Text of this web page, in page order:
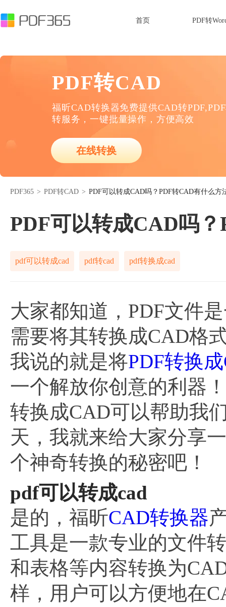
首页 PDF转
PDF转CAD
福昕CAD转换器免费提供CAD转
转服务，一键批量操作，方便高效
在线转换
PDF365 > PDF转CAD > PDF可以转成CAD吗？PDF转CAD有什么方
PDF可以转成CAD吗
pdf可以转成cad pdf转cad pdf转换成cad
大家都知道，PDF文件
需要将其转换成CAD格
我说的就是将PDF转换
一个解放你创意的利器
转换成CAD可以帮助我
天，我就来给大家分享
个神奇转换的秘密吧！
pdf可以转成cad
是的，福昕CAD转换器
工具是一款专业的文件
和表格等内容转换为
样，用户可以方便地在